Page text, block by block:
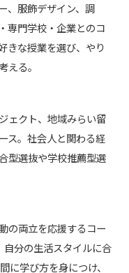
、服飾デザイン、調
専門学校・企業とのコ
きな授業を選び、やり
える。
ェクト、地域みらい留
ス。社会人と関わる経
型選抜や学校推薦型選
の両立を応援するコー
分の生活スタイルに合
に学び方を身につけ、